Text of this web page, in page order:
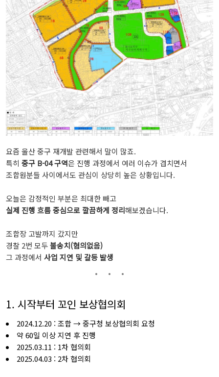
요즘 울산중구 재개발관련해서 말이 많죠.
특히 중구 B-04구역은 진행 과정에서 여러 이슈가 겹치면서
조합원분들 사이에서도 관심이 상당히 높은 상황입니다.
오늘은 감정적인 부분은 최대한 빼고
실제 진행 흐름중심으로깔끔하게 정리해보겠습니다.
조합장 고발까지 갔지만
경찰 2번 모두불송치(혐의없음)
그 과정에서 사업 지연 및 갈등 발생
1. 시작부터 꼬인 보상협의회
2024.12.20 : 조합 →중구청 보상협의회 요청
약60일 이상지연 후 진행
2025.03.11 : 1차협의회
2025.04.03 : 2차협의회